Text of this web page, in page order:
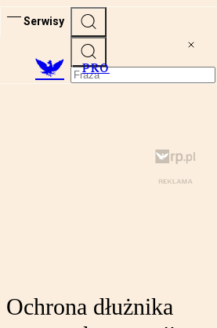
Serwisy
PRO
Ochrona dłużnika